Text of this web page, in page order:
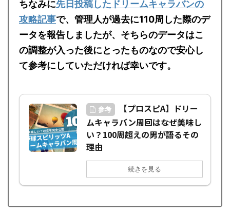
ちなみに先日投稿したドリームキャラバンの
攻略記事で、管理人が過去に110周した際のデ
ータを報告しましたが、そちらのデータはこ
の調整が入った後にとったものなので安心し
参考
【プロスピA】ドリー
ムキャラバン周回はなぜ美味し
い？100周超えの男が語るその
理由
続きを見る